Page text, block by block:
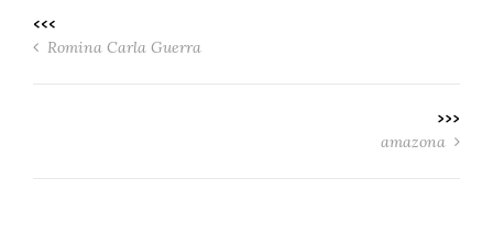
<<<
Romina Carla Guerra
>>>
amazona